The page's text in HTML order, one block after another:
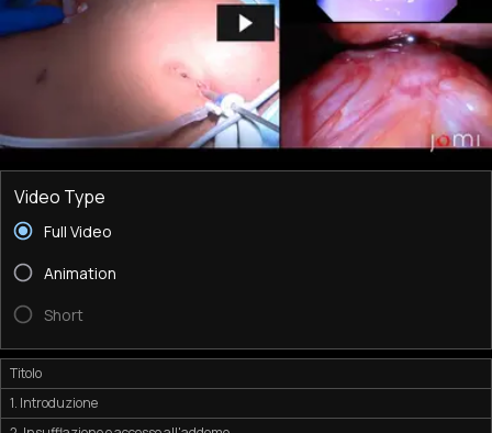
Video Type
Full Video
Animation
Short
Titolo
1. Introduzione